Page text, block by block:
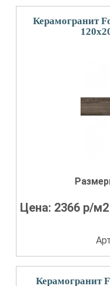
Керамогранит
Цена: 2366 р/м2
Керамогранит